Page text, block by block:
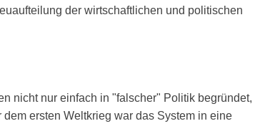
der wirtschaftlichen und politischen
nicht nur einfach in "falscher" Politik begründet,
ersten Weltkrieg war das System in eine